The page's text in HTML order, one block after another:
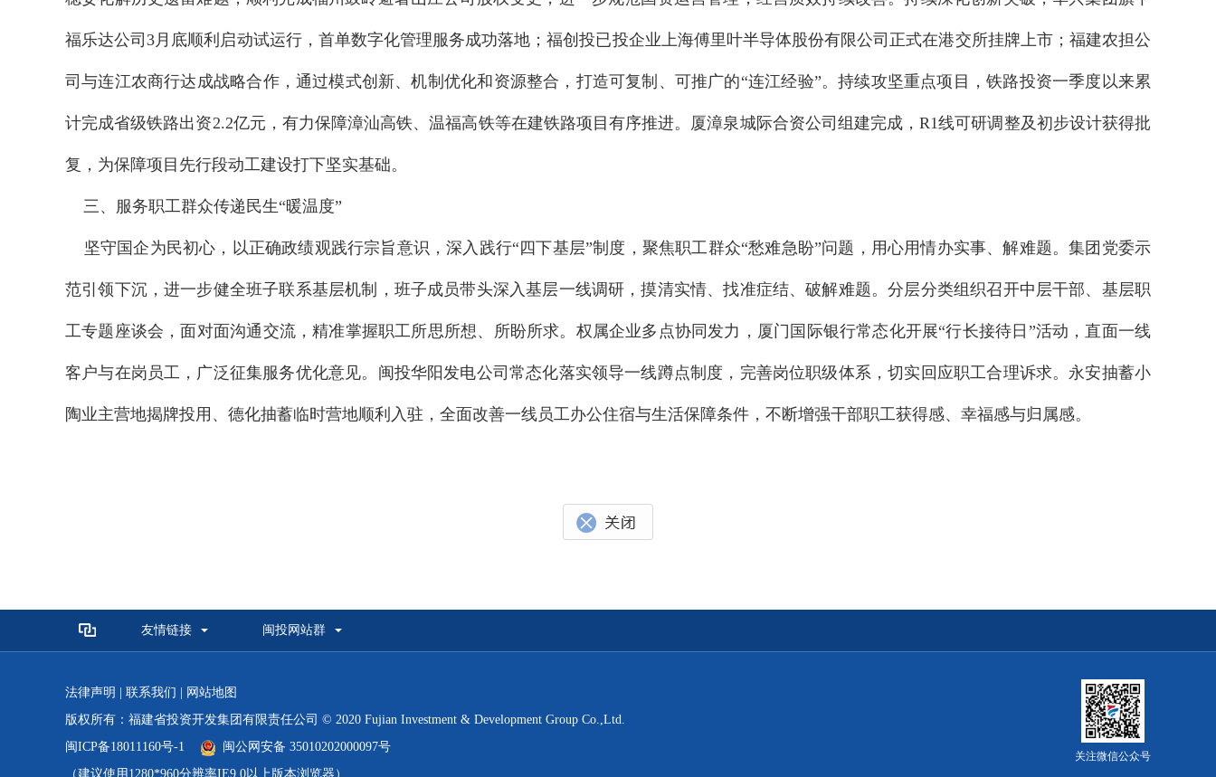
福乐达公司3月底顺利启动试运行，首单数字化管理服务成功落地；福创投已投企业上海傅里叶半导体股份有限公司正式在港交所挂牌上市；福建农担公
司与连江农商行达成战略合作，通过模式创新、机制优化和资源整合，打造可复制、可推广的“连江经验”。持续攻坚重点项目，铁路投资一季度以来累
计完成省级铁路出资2.2亿元，有力保障漳汕高铁、温福高铁等在建铁路项目有序推进。厦漳泉城际合资公司组建完成，R1线可研调整及初步设计获得批
复，为保障项目先行段动工建设打下坚实基础。
三、服务职工群众传递民生“暖温度”
坚守国企为民初心，以正确政绩观践行宗旨意识，深入践行“四下基层”制度，聚焦职工群众“愁难急盼”问题，用心用情办实事、解难题。集团党委示
范引领下沉，进一步健全班子联系基层机制，班子成员带头深入基层一线调研，摸清实情、找准症结、破解难题。分层分类组织召开中层干部、基层职
工专题座谈会，面对面沟通交流，精准掌握职工所思所想、所盼所求。权属企业多点协同发力，厦门国际银行常态化开展“行长接待日”活动，直面一线
客户与在岗员工，广泛征集服务优化意见。闽投华阳发电公司常态化落实领导一线蹲点制度，完善岗位职级体系，切实回应职工合理诉求。永安抽蓄小
陶业主营地揭牌投用、德化抽蓄临时营地顺利入驻，全面改善一线员工办公住宿与生活保障条件，不断增强干部职工获得感、幸福感与归属感。
友情链接 闽投网站群
法律声明 联系我们
网站地图
版权所有：福建省投资开发集团有限责任公司 © 2020 Fujian Investment & Development Group Co.,Ltd.
闽ICP备18011160号-1
闽公网安备 35010202000097号
（建议使用1280*960分辨率IE9.0以上版本浏览器）
关注微信公众号